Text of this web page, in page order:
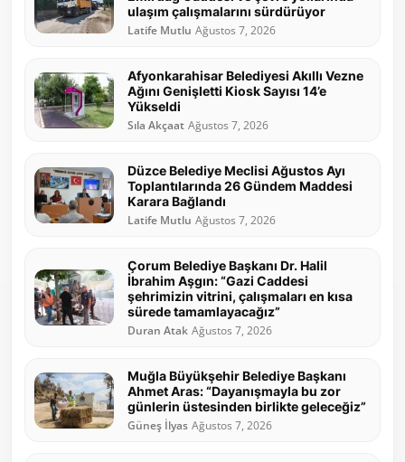
ulaşım çalışmalarını sürdürüyor
Latife Mutlu Ağustos 7, 2026
Afyonkarahisar Belediyesi Akıllı Vezne
Ağını Genişletti Kiosk Sayısı 14’e
Yükseldi
Sıla Akçaat Ağustos 7, 2026
Düzce Belediye Meclisi Ağustos Ayı
Toplantılarında 26 Gündem Maddesi
Karara Bağlandı
Latife Mutlu Ağustos 7, 2026
Çorum Belediye Başkanı Dr. Halil
İbrahim Aşgın: “Gazi Caddesi
şehrimizin vitrini, çalışmaları en kısa
sürede tamamlayacağız”
Duran Atak Ağustos 7, 2026
Muğla Büyükşehir Belediye Başkanı
Ahmet Aras: “Dayanışmayla bu zor
günlerin üstesinden birlikte geleceğiz”
Güneş İlyas Ağustos 7, 2026